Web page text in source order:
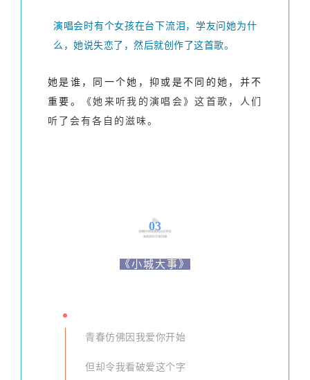
演唱会时有个女孩在台下流泪，学友问她为什
么，她说失恋了，然后就创作了这首歌。
她是谁，同一个她，抑或是不同的她，并不
重要。
《她来听我的演唱会》这首歌，人们
听了会有各自的滋味。
03
《小城大事》
青春仿佛因我爱你开始
但却令我看破爱这个字